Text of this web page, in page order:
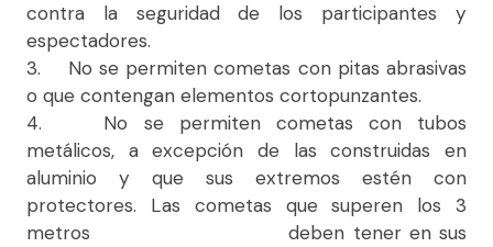
contra la seguridad de los participantes y
espectadores.
3. No se permiten cometas con pitas abrasivas
o que contengan elementos cortopunzantes.
4. No se permiten cometas con tubos
metálicos, a excepción de las construidas en
aluminio y que sus extremos estén con
protectores. Las cometas que superen los 3
metros deben tener en sus